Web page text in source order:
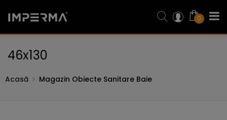
0
46x130
Acasă Magazin Obiecte Sanitare Baie